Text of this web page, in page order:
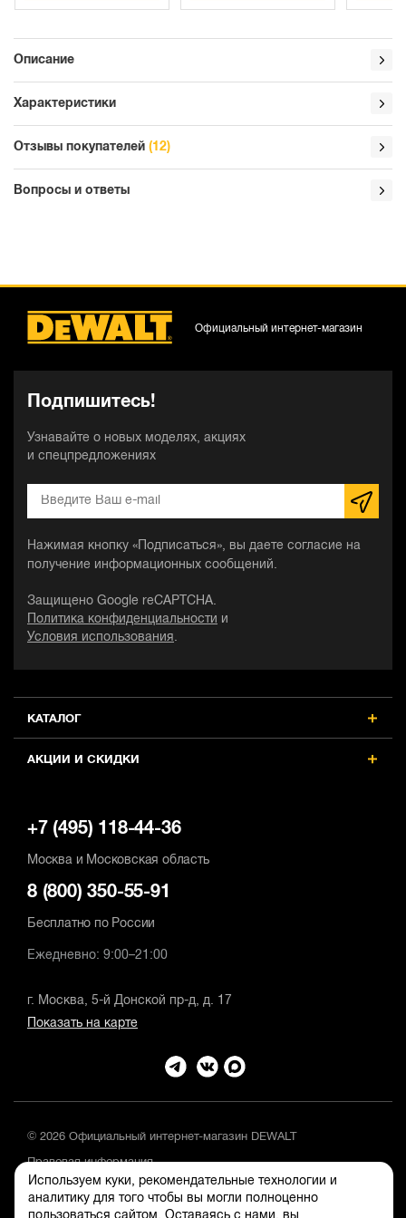
Используем куки, рекомендательные технологии и
аналитику для того чтобы вы могли полноценно
Описание
Характеристики
Отзывы покупателей (12)
Вопросы и ответы
КАТАЛОГ
АКЦИИ И СКИДКИ
Подпишитесь!
Узнавайте о новых моделях, акциях
и спецпредложениях
Нажимая кнопку «Подписаться», вы даете согласие на
получение информационных сообщений.
Защищено Google reCAPTCHA.
Политика конфиденциальности
и
Условия использования .
Официальный интернет-магазин
+7 (495) 118-44-36
Москва и Московская область
8 (800) 350-55-91
Бесплатно по России
Ежедневно: 9:00–21:00
г. Москва, 5-й Донской пр-д, д. 17
Показать на карте
© 2026 Официальный интернет-магазин DEWALT
Правовая информация
Положение об обработке и защите персональных данных